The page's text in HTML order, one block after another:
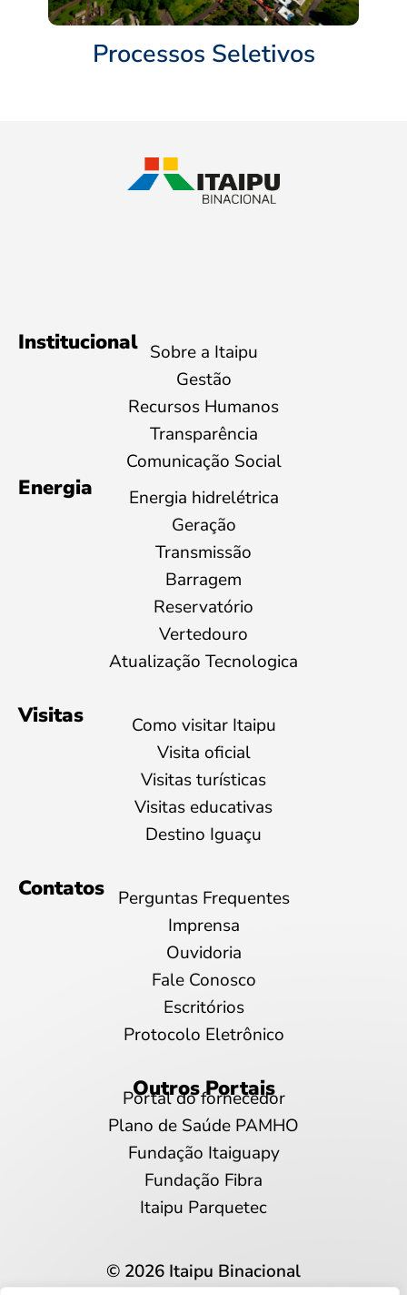
Processos Seletivos
Institucional Sobre a Itaipu
Gestão
Recursos Humanos
Transparência
Comunicação Social
Energia
Energia hidrelétrica
Geração
Transmissão
Barragem
Reservatório
Vertedouro
Atualização Tecnologica
Visitas
Como visitar Itaipu
Visita oficial
Visitas turísticas
Visitas educativas
Destino Iguaçu
Contatos
Perguntas Frequentes
Imprensa
Ouvidoria
Fale Conosco
Escritórios
Protocolo Eletrônico
Outros Portais
Portal do fornecedor
Plano de Saúde PAMHO
Fundação Itaiguapy
Fundação Fibra
Itaipu Parquetec
© 2026 Itaipu Binacional